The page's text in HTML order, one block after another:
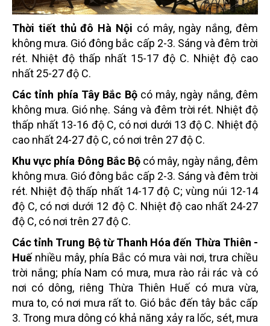
Thời tiết thủ đô Hà Nội có mây, ngày nắng, đêm
không mưa. Gió đông bắc cấp 2-3. Sáng và đêm trời
rét. Nhiệt độ thấp nhất 15-17 độ C. Nhiệt độ cao
nhất 25-27 độ C.
Các tỉnh phía Tây Bắc Bộ có mây, ngày nắng, đêm
không mưa. Gió nhẹ. Sáng và đêm trời rét. Nhiệt độ
thấp nhất 13-16 độ C, có nơi dưới 13 độ C. Nhiệt độ
cao nhất 24-27 độ C, có nơi trên 27 độ C.
Khu vực phía Đông Bắc Bộ có mây, ngày nắng, đêm
không mưa. Gió đông bắc cấp 2-3. Sáng và đêm trời
rét. Nhiệt độ thấp nhất 14-17 độ C; vùng núi 12-14
độ C, có nơi dưới 12 độ C. Nhiệt độ cao nhất 24-27
độ C, có nơi trên 27 độ C.
Các tỉnh Trung Bộ từ Thanh Hóa đến Thừa Thiên -
Huế nhiều mây, phía Bắc có mưa vài nơi, trưa chiều
trời nắng; phía Nam có mưa, mưa rào rải rác và có
nơi có dông, riêng Thừa Thiên Huế có mưa vừa,
mưa to, có nơi mưa rất to. Gió bắc đến tây bắc cấp
3. Trong mưa dông có khả năng xảy ra lốc, sét, mưa